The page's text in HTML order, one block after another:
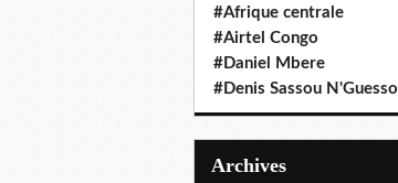
#Afrique centrale
#Airtel Congo
#Daniel Mbere
#Denis Sassou N'Guesso
Archives